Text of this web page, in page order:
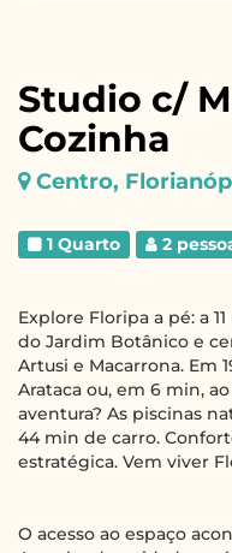
Studio c/
Cozinha
Centro,
1 Quarto 2
Explore Floripa a pé: a
do Jardim Botânico e
Artusi e Macarrona. Em
Arataca ou, em 6 min,
aventura? As piscinas
44 min de carro.
estratégica. Vem viver
O acesso ao espaço